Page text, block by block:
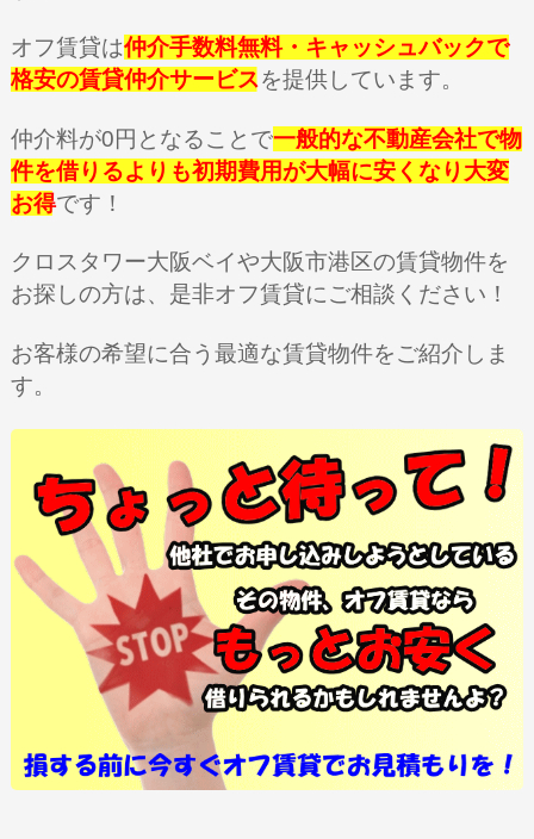
オフ賃貸は仲介手数料無料・キャッシュバックで
格安の賃貸仲介サービスを提供しています。
仲介料が0円となることで一般的な不動産会社で物
件を借りるよりも初期費用が大幅に安くなり大変
お得です！
クロスタワー大阪ベイや大阪市港区の賃貸物件を
お探しの方は、 是非オフ賃貸にご相談ください！
お客様の希望に合う最適な賃貸物件をご紹介しま
す。